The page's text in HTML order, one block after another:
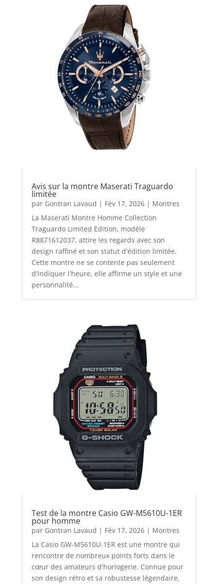
Avis sur la montre Maserati Traguardo
limitée
par Gontran Lavaud | Fév 17, 2026| Montres
La Maserati Montre Homme Collection
Traguardo Limited Edition, modèle
R8871612037, attire les regards avec son
design raffiné et son statut d'édition limitée.
Cette montre ne se contente pas seulement
d'indiquer l'heure, elle affirme un style et une
personnalité...
Test de la montre Casio GW-M5610U-1ER
pour homme
par Gontran Lavaud | Fév 17, 2026| Montres
La Casio GW-M5610U-1ER est une montre qui
rencontre de nombreux points forts dans le
cœur des amateurs d'horlogerie. Connue pour
son design rétro et sa robustesse légendaire,